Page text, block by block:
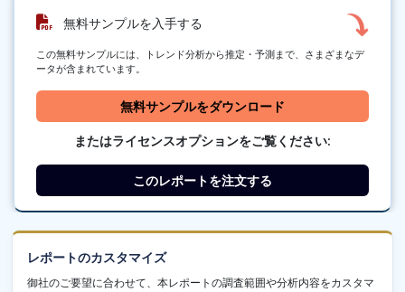
無料サンプルを入手する
この無料サンプルには、トレンド分析から推定・予測まで、さまざまなデ
ータが含まれています。
無料サンプルをダウンロード
またはライセンスオプションをご覧ください:
このレポートを注文する
レポートのカスタマイズ
御社のご要望に合わせて、本レポートの調査範囲や分析内容をカスタマ